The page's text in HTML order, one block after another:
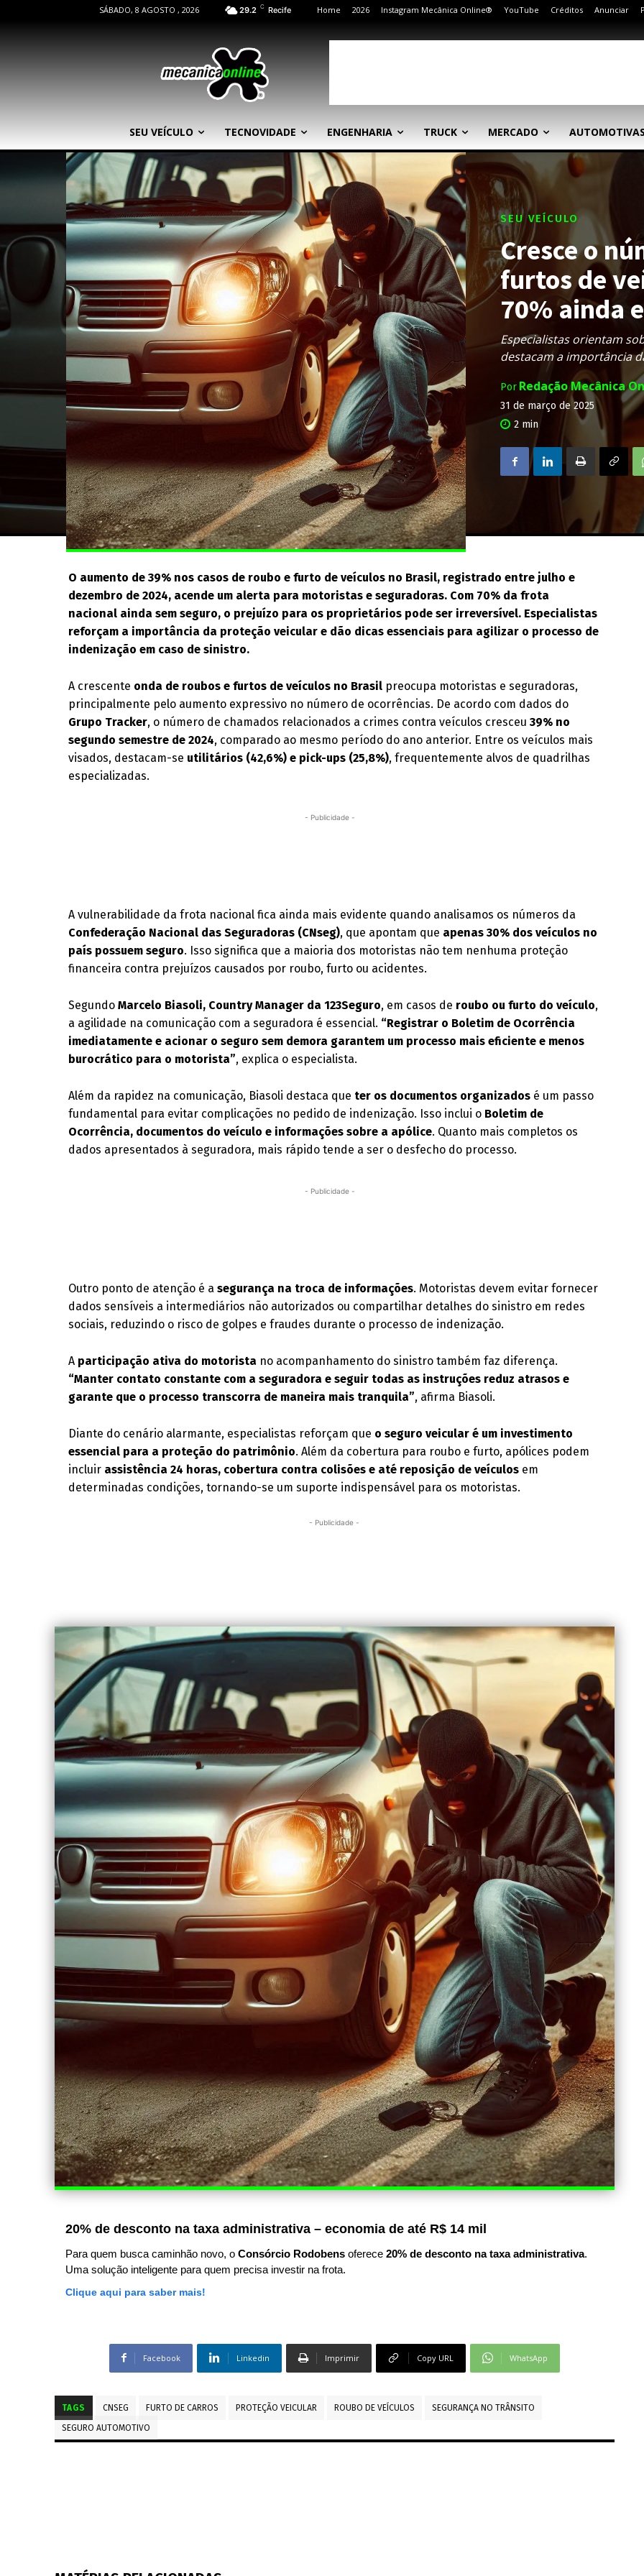
SÁBADO, 8 AGOSTO , 2026 29.2 C Recife Home 2026 Instagram Mecânica Online® YouTube Créditos Anunciar
SEU VEÍCULO TECNOVIDADE ENGENHARIA TRUCK MERCADO AUTOMOTIVAS
SEU VEÍCULO
Cresce o
furtos de
70% ainda
Especialistas orientam
destacam a importância
Por Redação Mecânica
31 de março de 2025
2 min
O aumento de 39% nos casos de roubo e furto de veículos no Brasil, registrado entre julho e
dezembro de 2024, acende um alerta para motoristas e seguradoras. Com 70% da frota
nacional ainda sem seguro, o prejuízo para os proprietários pode ser irreversível. Especialistas
reforçam a importância da proteção veicular e dão dicas essenciais para agilizar o processo de
indenização em caso de sinistro.
A crescente onda de roubos e furtos de veículos no Brasil preocupa motoristas e seguradoras,
principalmente pelo aumento expressivo no número de ocorrências. De acordo com dados do
Grupo Tracker, o número de chamados relacionados a crimes contra veículos cresceu39% no
segundo semestre de 2024, comparado ao mesmo período do ano anterior. Entre os veículos mais
visados, destacam-se utilitários (42,6%) e pick-ups (25,8%), frequentemente alvos de quadrilhas
especializadas.
- Publicidade -
A vulnerabilidade da frota nacional fica ainda mais evidente quando analisamos os números da
Confederação Nacional das Seguradoras (CNseg), que apontam que apenas 30% dos veículos no
país possuem seguro. Isso significa que a maioria dos motoristas não tem nenhuma proteção
financeira contra prejuízos causados por roubo, furto ou acidentes.
SegundoMarcelo Biasoli, Country Manager da 123Seguro, em casos de roubo ou furto do veículo,
a agilidade na comunicação com a seguradora é essencial. “Registrar o Boletim de Ocorrência
imediatamente e acionar o seguro sem demora garantem um processo mais eficiente e menos
burocrático para o motorista”, explica o especialista.
Além da rapidez na comunicação, Biasoli destaca que ter os documentos organizados é um passo
fundamental para evitar complicações no pedido de indenização. Isso inclui o Boletim de
Ocorrência, documentos do veículo e informações sobre a apólice. Quanto mais completos os
dados apresentados à seguradora, mais rápido tende a ser o desfecho do processo.
- Publicidade -
Outro ponto de atenção é asegurança na troca de informações. Motoristas devem evitar fornecer
dados sensíveis a intermediários não autorizados ou compartilhar detalhes do sinistro em redes
sociais, reduzindo o risco de golpes e fraudes durante o processo de indenização.
A participação ativa do motorista no acompanhamento do sinistro também faz diferença.
“Manter contato constante com a seguradora e seguir todas as instruções reduz atrasos e
garante que o processo transcorra de maneira mais tranquila”, afirma Biasoli.
Diante do cenário alarmante, especialistas reforçam que o seguro veicular é um investimento
essencial para a proteção do patrimônio. Além da cobertura para roubo e furto, apólices podem
incluir assistência 24 horas, cobertura contra colisões e até reposição de veículos em
determinadas condições, tornando-se um suporte indispensável para os motoristas.
- Publicidade -
20% de desconto na taxa administrativa – economia de até R$ 14 mil
Para quem busca caminhão novo, o Consórcio Rodobens oferece 20% de desconto na taxa administrativa.
Uma solução inteligente para quem precisa investir na frota.
Clique aqui para saber mais!
Facebook Linkedin Imprimir Copy URL WhatsApp
TAGS CNSEG FURTO DE CARROS PROTEÇÃO VEICULAR ROUBO DE VEÍCULOS
SEGURANÇA NO TRÂNSITO
SEGURO AUTOMOTIVO